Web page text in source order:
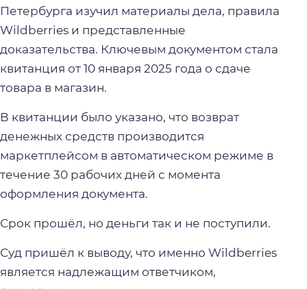
Петербурга изучил материалы дела, правила
Wildberries и представленные
доказательства. Ключевым документом стала
квитанция от 10 января 2025 года о сдаче
товара в магазин.
В квитанции было указано, что возврат
денежных средств производится
маркетплейсом в автоматическом режиме в
течение 30 рабочих дней с момента
оформления документа.
Срок прошёл, но деньги так и не поступили.
Суд пришёл к выводу, что именно Wildberries
является надлежащим ответчиком,